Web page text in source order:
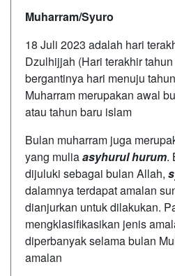
Muharram/Syuro
18 Juli 2023 adalah hari
Dzulhijjah (Hari terakhir
bergantinya hari menuju
Muharram merupakan awal
atau tahun baru islam
Bulan muharram juga
yang muliaasyhurul hurum.
dijuluki sebagai bulan Allah,
dalamnya terdapat amalan
dianjurkan untuk dilakukan.
mengklasifikasikan jenis
diperbanyak selama bulan
amalan